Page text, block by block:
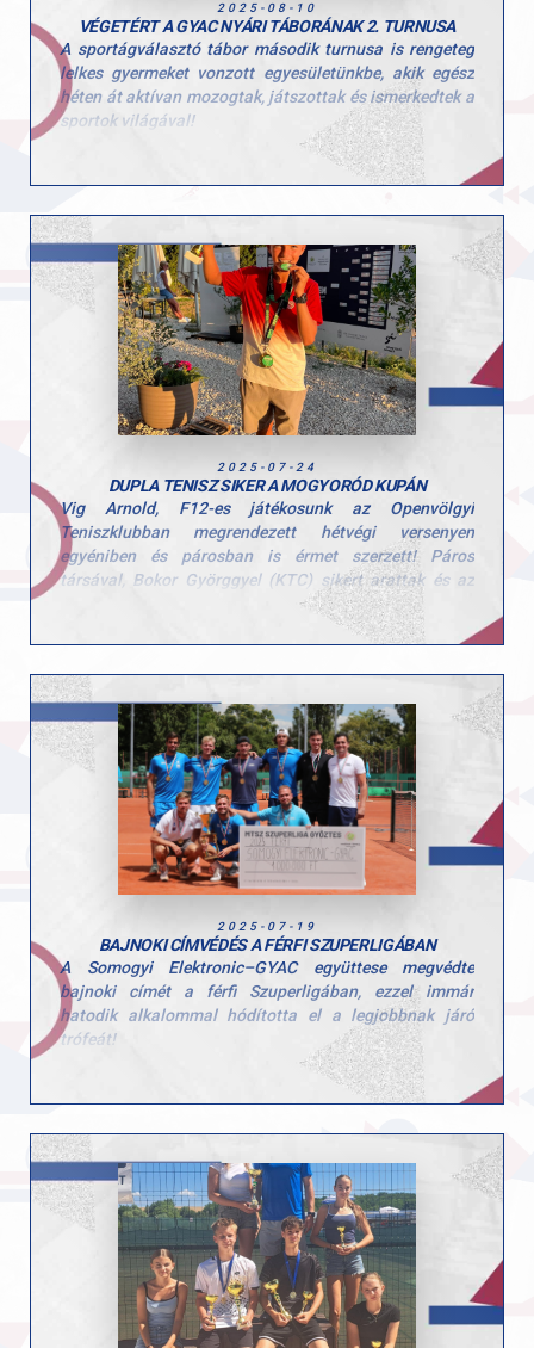
2025-08-10
VÉGETÉRT A GYAC NYÁRI TÁBORÁNAK 2. TURNUSA
A sportágválasztó tábor második turnusa is rengeteg
lelkes gyermeket vonzott egyesületünkbe, akik egész
héten át aktívan mozogtak, játszottak és ismerkedtek a
sportok világával!
Ezúttal is sok-sok kisgyerek töltötte velünk a hetet, és
öröm volt látni, mennyi kíváncsisággal és energiával
hogy a gyerekek minél több mozgásformát
kipróbálhassanak, és ebben a turnusban is 10
különböző sportággal találkozhattak!
Köszönjük minden edzőnek, segítőnek és szülőnek,
hogy hozzájárultak a hét sikeréhez és természetesen a
gyerekeknek is, hogy ilyen lelkes résztvevői voltak a
tábornak!
2025-07-24
DUPLA TENISZ SIKER A MOGYORÓD KUPÁN
Vig Arnold, F12-es játékosunk az Openvölgyi
Teniszklubban megrendezett hétvégi versenyen
egyéniben és párosban is érmet szerzett! Páros
társával, Bokor Györggyel (KTC) sikert arattak és az
első helyen végeztek, egyéniben pedig a harmadik
helyet sikerült megcsípni és így egy bronz éremmel is
gazdagodott a fiatal tehetség.
Gratulálunk a remek eredményhez, és köszönjük
edzőinek a profi munkát!
2025-07-19
BAJNOKI CÍMVÉDÉS A FÉRFI SZUPERLIGÁBAN
A Somogyi Elektronic–GYAC együttese megvédte
bajnoki címét a férfi Szuperligában, ezzel immár
hatodik alkalommal hódította el a legjobbnak járó
trófeát!
A döntőt a Nemzeti Edzésközpontban rendezték meg,
ahol rengeteg szurkolóval telt meg a lelátó. Csapatunk
Valkusz Máté, Makk Péter, Velcz Zsombor és Sávay
Zalán is győzelemmel zárta mérkőzését, így 5–0-ás
fölénnyel zártunk a Kőszegi SE ellen.
Gratulálunk sportolóinknak és a teljes szakmai
csapatnak ehhez a fantasztikus sikerhez!